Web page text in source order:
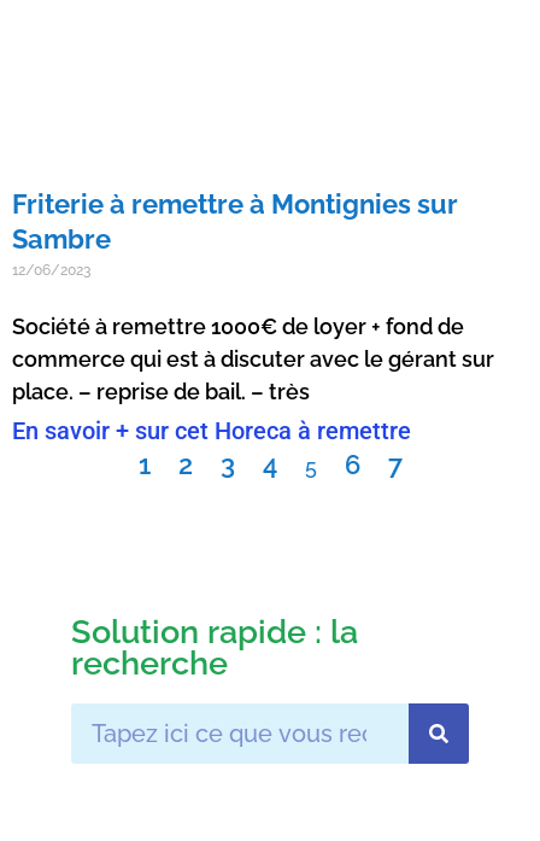
Friterie à remettre à Montignies sur
Sambre
12/06/2023
Société à remettre 1000€ de loyer + fond de
commerce qui est à discuter avec le gérant sur
place. – reprise de bail. – très
En savoir + sur cet Horeca à remettre
1 2 3 4 5 6 7
Solution rapide : la
recherche